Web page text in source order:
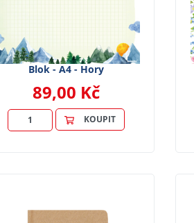
Blok - A4 - Hory
89,00 Kč
KOUPIT